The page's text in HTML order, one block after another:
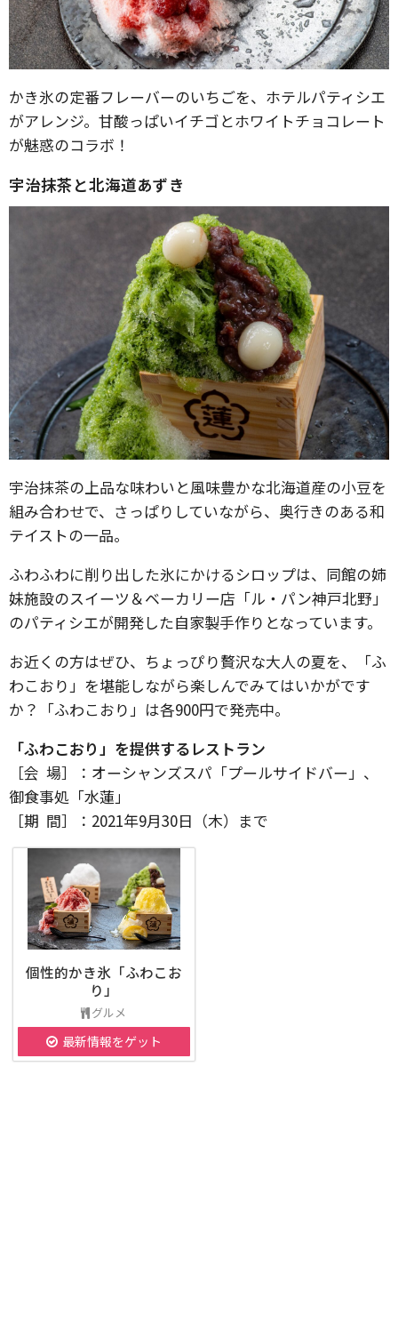
かき氷の定番フレーバーのいちごを、ホテルパティシエ
がアレンジ。甘酸っぱいイチゴとホワイトチョコレート
が魅惑のコラボ！
宇治抹茶と北海道あずき
宇治抹茶の上品な味わいと風味豊かな北海道産の小豆を
組み合わせで、さっぱりしていながら、奥行きのある和
テイストの一品。
ふわふわに削り出した氷にかけるシロップは、同館の姉
妹施設のスイーツ＆ベーカリー店「ル・パン神戸北野」
のパティシエが開発した自家製手作りとなっています。
お近くの方はぜひ、ちょっぴり贅沢な大人の夏を、「ふ
わこおり」を堪能しながら楽しんでみてはいかがです
か？「ふわこおり」は各900円で発売中。
「ふわこおり」を提供するレストラン
［会 場］：オーシャンズスパ「プールサイドバー」、
御食事処「水蓮」
［期 間］：2021年9月30日（木）まで
個性的かき氷「ふわこお
り」
グルメ
最新情報をゲット